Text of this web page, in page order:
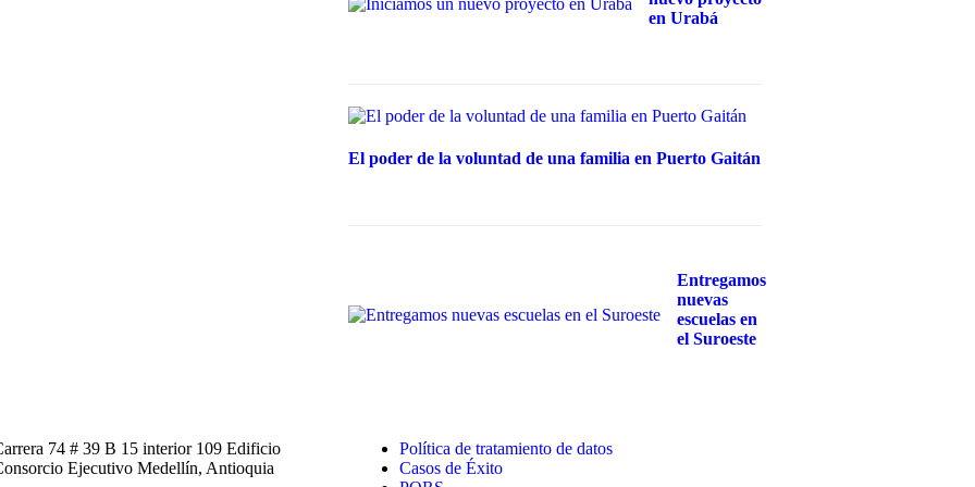
en Urabá
El poder de la voluntad de una familia en Puerto Gaitán
Entregamos
nuevas
escuelas en
el Suroeste
74 # 39 B 15 interior 109 Edificio
Ejecutivo Medellín, Antioquia
Política de tratamiento de datos
Casos de Éxito